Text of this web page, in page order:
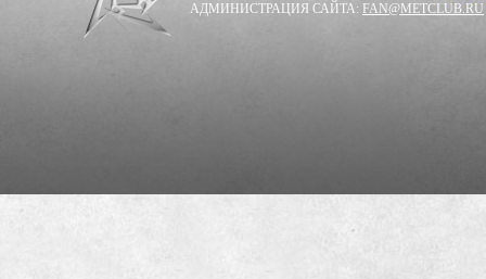
АДМИНИСТРАЦИЯ САЙТА: FAN@METCLUB.RU